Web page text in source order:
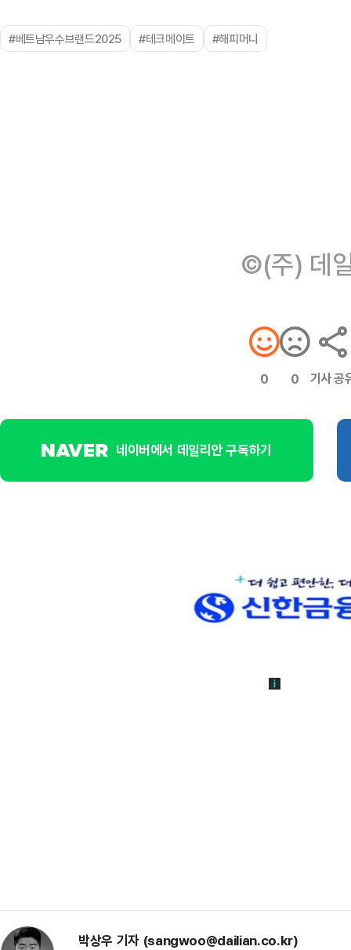
#베트남우수브랜드2025 #테크메이트 #해피머니
©(주) 데
0 0 기사 공
네이버에서 데일리안 구독하기
박상우 기자 (sangwoo@dailian.co.kr)